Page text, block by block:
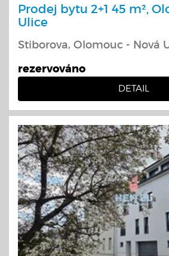
Prodej bytu 2+1 45 m²,
Ulice
Stiborova, Olomouc - Nová
rezervováno
DETAIL